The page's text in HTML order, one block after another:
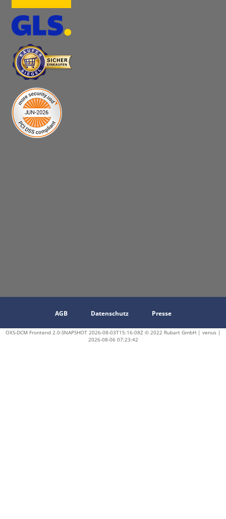
AGB Datenschutz Presse
OXS-DCM Frontend 2.0-SNAPSHOT 2026-08-03T15:16:08Z © 2022 Rubart GmbH | venus |
2026-08-06 07:23:42